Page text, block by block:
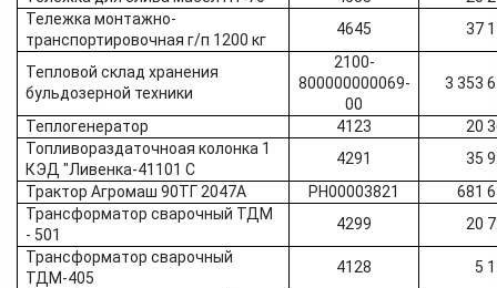
Тележка монтажно-
транспортировочная г/п 1200 кг
4645 37
Тепловой склад хранения
бульдозерной техники
2100-
800000000069-
00
3 353
Теплогенератор 4123
20
Топливораздаточноая колонка 1
КЭД "Ливенка-41101 С
4291
35
Трактор Агромаш 90ТГ 2047А
РН00003821
681
Трансформатор сварочный ТДМ
- 501
4299
20
Трансформатор сварочный
ТДМ-405
4128
5